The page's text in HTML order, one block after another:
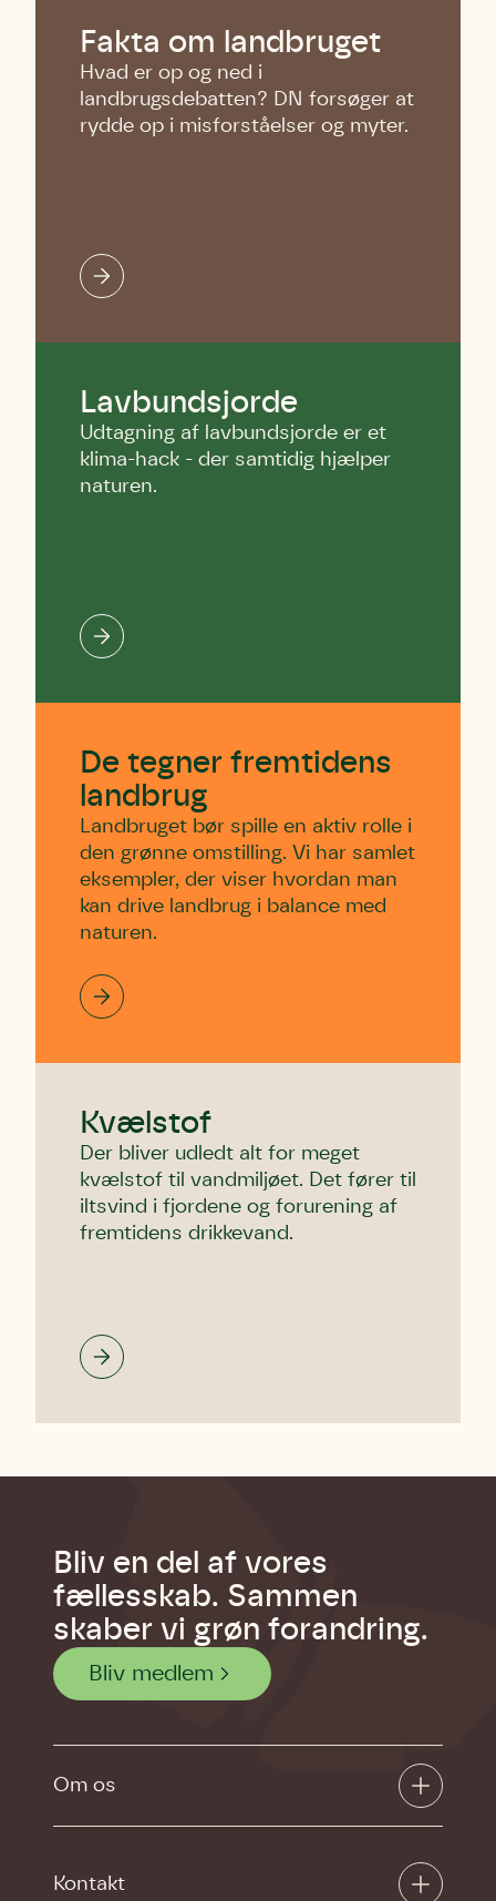
Fakta om landbruget
Hvad er op og ned i
landbrugsdebatten? DN forsøger at
rydde op i misforståelser og myter.
Lavbundsjorde
Udtagning af lavbundsjorde er et
klima-hack - der samtidig hjælper
naturen.
De tegner fremtidens
landbrug
Landbruget bør spille en aktiv rolle i
den grønne omstilling. Vi har samlet
eksempler, der viser hvordan man
kan drive landbrug i balance med
naturen.
Kvælstof
Der bliver udledt alt for meget
kvælstof til vandmiljøet. Det fører til
iltsvind i fjordene og forurening af
fremtidens drikkevand.
Bliv en del af vores
fællesskab. Sammen
skaber vi grøn forandring.
Bliv medlem
Om os
Kontakt